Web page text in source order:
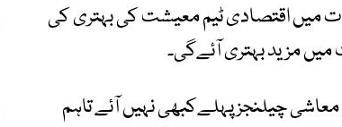
میں اقتصادی ٹیم معیشت کی بہتری کی
مزید بہتری آئےگی۔
معاشی چیلنجز پہلےکبھی نہیں آئے تاہم